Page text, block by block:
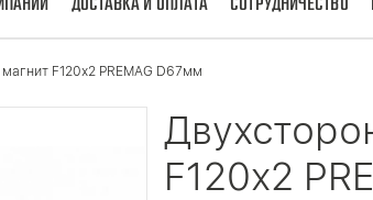
ДОСТАВКА И ОПЛАТА СОТРУДНИЧЕСТВО
F120х2 PREMAG D67мм
F120х2